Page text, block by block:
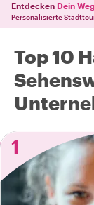
Entdecken Dein Weg
Personalisierte
Top 10
1